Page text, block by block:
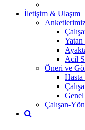
İletişim & Ulaşım
Acil
Öneri ve
Çalışan-